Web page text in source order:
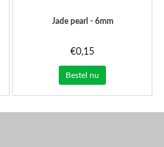
Jade pearl - 6mm
€0,15
Bestel nu